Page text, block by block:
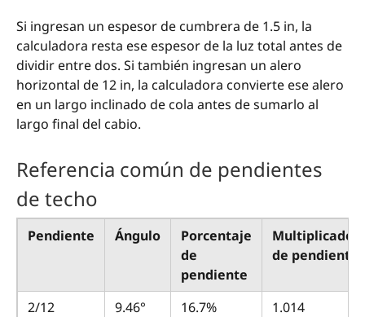
Si ingresan un espesor de cumbrera de 1.5 in, la
calculadora resta ese espesor de la luz total antes de
dividir entre dos. Si también ingresan un alero
horizontal de 12 in, la calculadora convierte ese alero
en un largo inclinado de cola antes de sumarlo al
largo final del cabio.
Referencia común de pendientes
de techo
Pendiente Ángulo
Porcentaje
de
pendiente
Multiplicador
de pendiente
2/12 9.46° 16.7%
1.014